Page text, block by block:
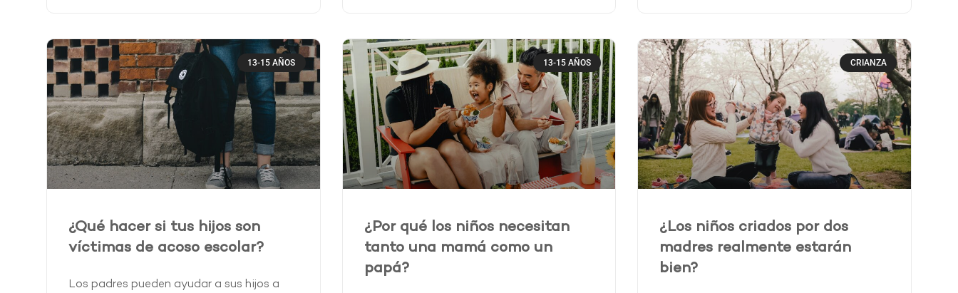
13-15 AÑOS
¿Qué hacer si tus hijos son
víctimas de acoso escolar?
Los padres pueden ayudar a sus hijos a
13-15 AÑOS
¿Por qué los niños necesitan
tanto una mamá como un
papá?
CRIANZA
¿Los niños criados por dos
madres realmente estarán
bien?